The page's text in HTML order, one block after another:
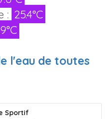
: 25.4°C
l'eau de toutes
Sportif